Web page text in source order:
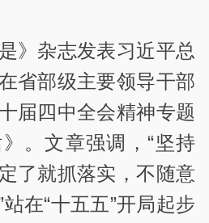
》杂志发表习近平总
省部级主要领导干部
届四中全会精神专题
。文章强调，“坚持
了就抓落实，不随意
在“十五五”开局起步